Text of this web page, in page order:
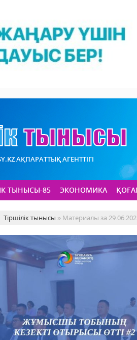
АҚПАРАТТЫҚ АГЕНТТІГІ
ТЫНЫСЫ-85 ЭКОНОМИКА
Тіршілік тынысы » Материалы за